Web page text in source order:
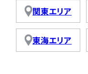
関東エリア
東海エリア